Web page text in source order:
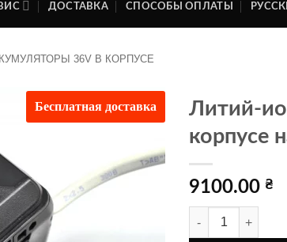
ДОСТАВКА СПОСОБЫ ОПЛАТЫ
36V В КОРПУСЕ
до
списку
Бесплатная доставка
Литий-
корпусе
9100.00 ₴
Количество